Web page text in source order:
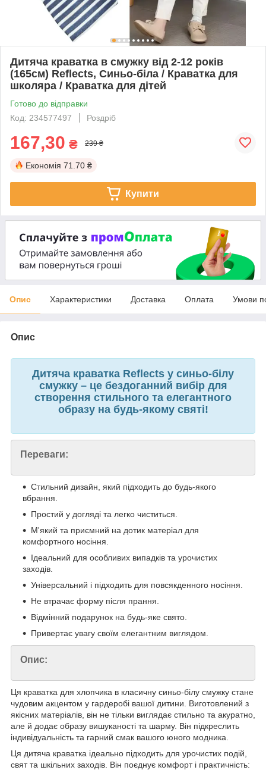
Дитяча краватка в смужку від 2-12 років
(165см) Reflects, Синьо-біла / Краватка для
школяра / Краватка для дітей
Готово до відправки
Код: 234577497
Роздріб
167,30 ₴ 239 ₴
Економія 71.70 ₴
Купити
Опис Характеристики Доставка Оплата Умови
Опис
Дитяча краватка Reflects у синьо-білу
смужку – це бездоганний вибір для
створення стильного та елегантного
образу на будь-якому святі!
Переваги:
Стильний дизайн, який підходить до будь-якого
вбрання.
Простий у догляді та легко чиститься.
М'який та приємний на дотик матеріал для
комфортного носіння.
Ідеальний для особливих випадків та урочистих
заходів.
Універсальний і підходить для повсякденного носіння.
Не втрачає форму після прання.
Відмінний подарунок на будь-яке свято.
Привертає увагу своїм елегантним виглядом.
Опис:
Ця краватка для хлопчика в класичну синьо-білу смужку стане
чудовим акцентом у гардеробі вашої дитини. Виготовлений з
якісних матеріалів, він не тільки виглядає стильно та акуратно,
але й додає образу вишуканості та шарму. Він підкреслить
індивідуальність та гарний смак вашого юного модника.
Ця дитяча краватка ідеально підходить для урочистих подій,
свят та шкільних заходів. Він поєднує комфорт і практичність: